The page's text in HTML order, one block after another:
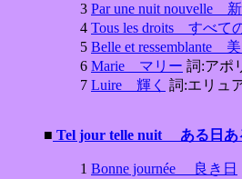
3 Par une nuit nouvelle
4 Tous les droits すべて
5 Belle et ressemblante
6 Marie マリー 詞:アポ
7 Luire 輝く 詞:エリュ
■ Tel jour telle nuit ある日
1 Bonne journée 良き日